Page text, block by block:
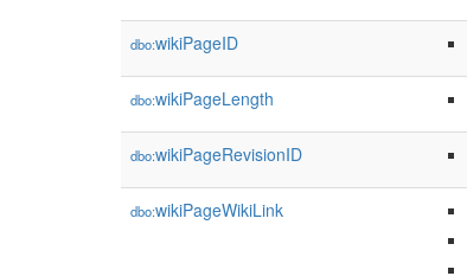
dbo:wikiPageID
dbo:wikiPageLength
dbo:wikiPageRevisionID
dbo:wikiPageWikiLink